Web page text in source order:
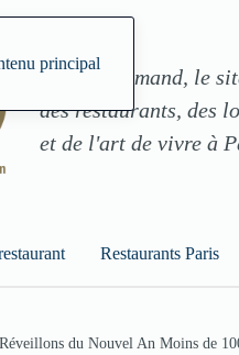
principal
ParisGourmand, le
des restaurants, des
et de l'art de vivre à
Restaurants Paris
Réveillons du Nouvel An Moins de